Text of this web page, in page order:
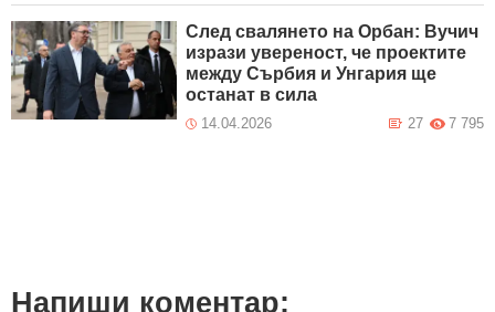
След свалянето на Орбан: Вучич
изрази увереност, че проектите
между Сърбия и Унгария ще
останат в сила
14.04.2026 7 795
27
Напиши коментар: